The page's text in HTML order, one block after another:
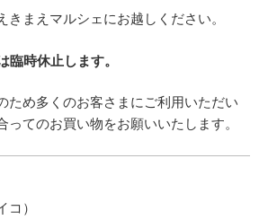
きまえマルシェにお越しください。
臨時休止します。
ため多くのお客さまにご利用いただい
ってのお買い物をお願いいたします。
コ）